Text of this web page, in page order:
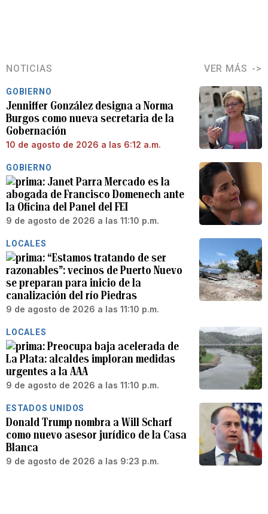
NOTICIAS VER MÁS
GOBIERNO
Jenniffer González designa a Norma
Burgos como nueva secretaria de la
Gobernación
10 de agosto de 2026 a las 6:12 a.m.
GOBIERNO
Janet Parra Mercado es la
abogada de Francisco Domenech ante
la Oficina del Panel del FEI
9 de agosto de 2026 a las 11:10 p.m.
LOCALES
“Estamos tratando de ser
razonables”: vecinos de Puerto Nuevo
se preparan para inicio de la
canalización del río Piedras
9 de agosto de 2026 a las 11:10 p.m.
LOCALES
Preocupa baja acelerada de
La Plata: alcaldes imploran medidas
urgentes a la AAA
9 de agosto de 2026 a las 11:10 p.m.
ESTADOS UNIDOS
Donald Trump nombra a Will Scharf
como nuevo asesor jurídico de la Casa
Blanca
9 de agosto de 2026 a las 9:23 p.m.